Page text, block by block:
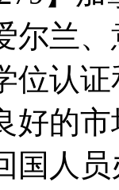
尔兰
位认
好的
国人